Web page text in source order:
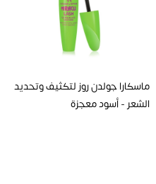
ماسكارا جولدن روز لتكثيف وتحديد
الشعر - أسود معجزة